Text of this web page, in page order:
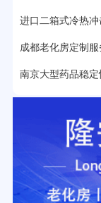
2分钟前用户提
进口二箱式冷热
成都老化房定制
南京大型药品稳定